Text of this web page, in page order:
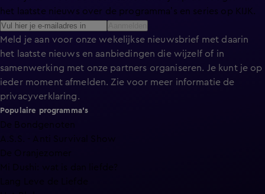
het laatste nieuws over de programma’s en series op KIJK.
Meld je aan voor onze wekelijkse nieuwsbrief met daarin
het laatste nieuws en aanbiedingen die wijzelf of in
samenwerking met onze partners organiseren. Je kunt je op
ieder moment afmelden. Zie voor meer informatie de
privacyverklaring.
Populaire programma's
De Bondgenoten
A.S.S. - Anti Survival Show
De Oranjezomer
Mi Dushi: wat is dan liefde?
Lang Leve de Liefde